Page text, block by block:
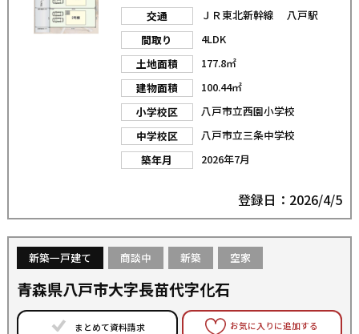
交通
ＪＲ東北新幹線 八戸駅
間取り
4LDK
土地面積
177.8㎡
建物面積
100.44㎡
小学校区
八戸市立西園小学校
中学校区
八戸市立三条中学校
築年月
2026年7月
登録日：2026/4/5
新築一戸建て 商談中 新築 空家
青森県八戸市大字長苗代字化石
まとめて資料請求 お気に入りに追加する